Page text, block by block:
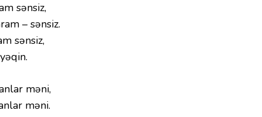
sənsiz,
– sənsiz.
sənsiz,
məni,
məni.